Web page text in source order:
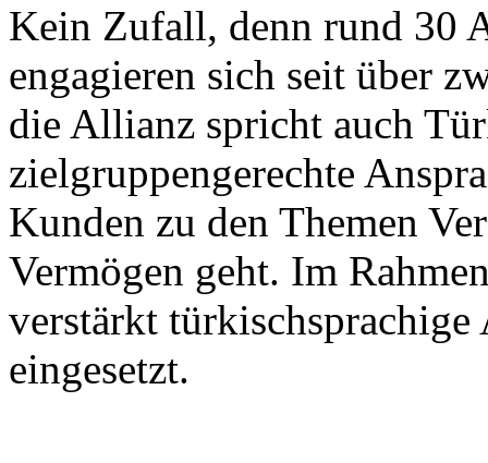
Kein Zufall, denn rund 30
engagieren sich seit über
die Allianz spricht auch
zielgruppengerechte
Kunden zu den Themen
Vermögen geht. Im
verstärkt
eingesetzt.